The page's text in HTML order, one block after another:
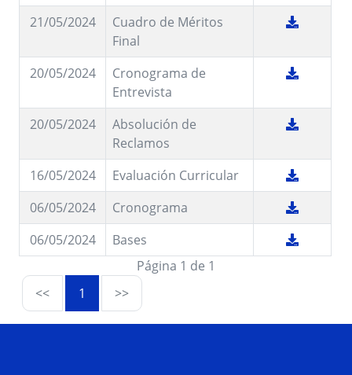
21/05/2024
Cuadro de Méritos
Final
20/05/2024
Cronograma de
Entrevista
20/05/2024
Absolución de
Reclamos
16/05/2024
Evaluación Curricular
06/05/2024
Cronograma
06/05/2024
Bases
Página 1 de 1
<<
1 >>